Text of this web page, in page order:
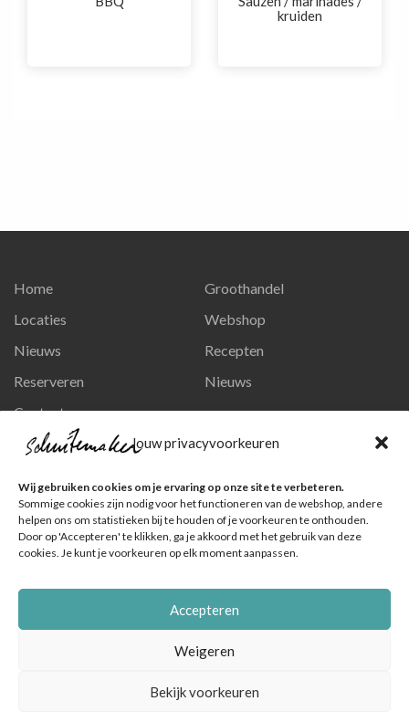
Jouw privacyvoorkeuren
Wij gebruiken cookies om je ervaring op onze site te verbeteren.
Sommige cookies zijn nodig voor het functioneren van de webshop, andere
helpen ons om statistieken bij te houden of je voorkeuren te onthouden.
Door op 'Accepteren' te klikken, ga je akkoord met het gebruik van deze
cookies. Je kunt je voorkeuren op elk moment aanpassen.
Accepteren
Weigeren
Bekijk voorkeuren
kruiden
Home
Locaties
Nieuws
Reserveren
Contact
Privacy en persoonsgegevens
Groothandel
Webshop
Recepten
Nieuws
Ga naar onze pagina
Volg ons op Instagram
Ga naar onze pagina
© Schuitemaker Vis , foto's zijn o.a. van het Nederlands Visbureau